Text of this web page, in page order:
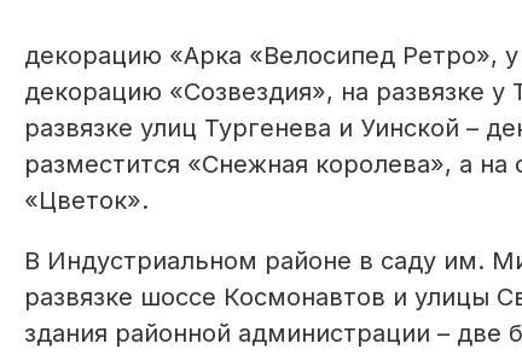
декорацию «Арка «Велосипед Ретро»,
декорацию «Созвездия», на развязке
развязке улиц Тургенева и Уинской –
разместится «Снежная королева», а на
«Цветок».
В Индустриальном районе в саду им.
развязке шоссе Космонавтов и улицы
здания районной администрации – две